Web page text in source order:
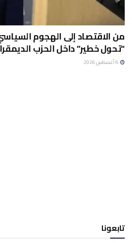
من الاقتصاد إلى الهجوم
“تحول خطير” داخل الحزب
تابعونا